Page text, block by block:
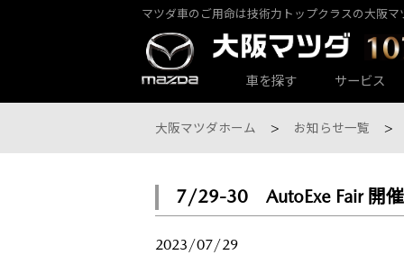
マツダ車のご用命は技術力トップクラスの大阪
車を探す
カーラインナップ一覧
サービス
サービス・アフターケアTOP
大阪マツダ店舗一覧
会社情報
大阪マツダホーム お知らせ一覧
7/29-30 AutoExe Fair 開催
2023/07/29
カーラインナップ一覧
サービス・アフターケアTOP
大阪マツダ店舗一覧
会社情報